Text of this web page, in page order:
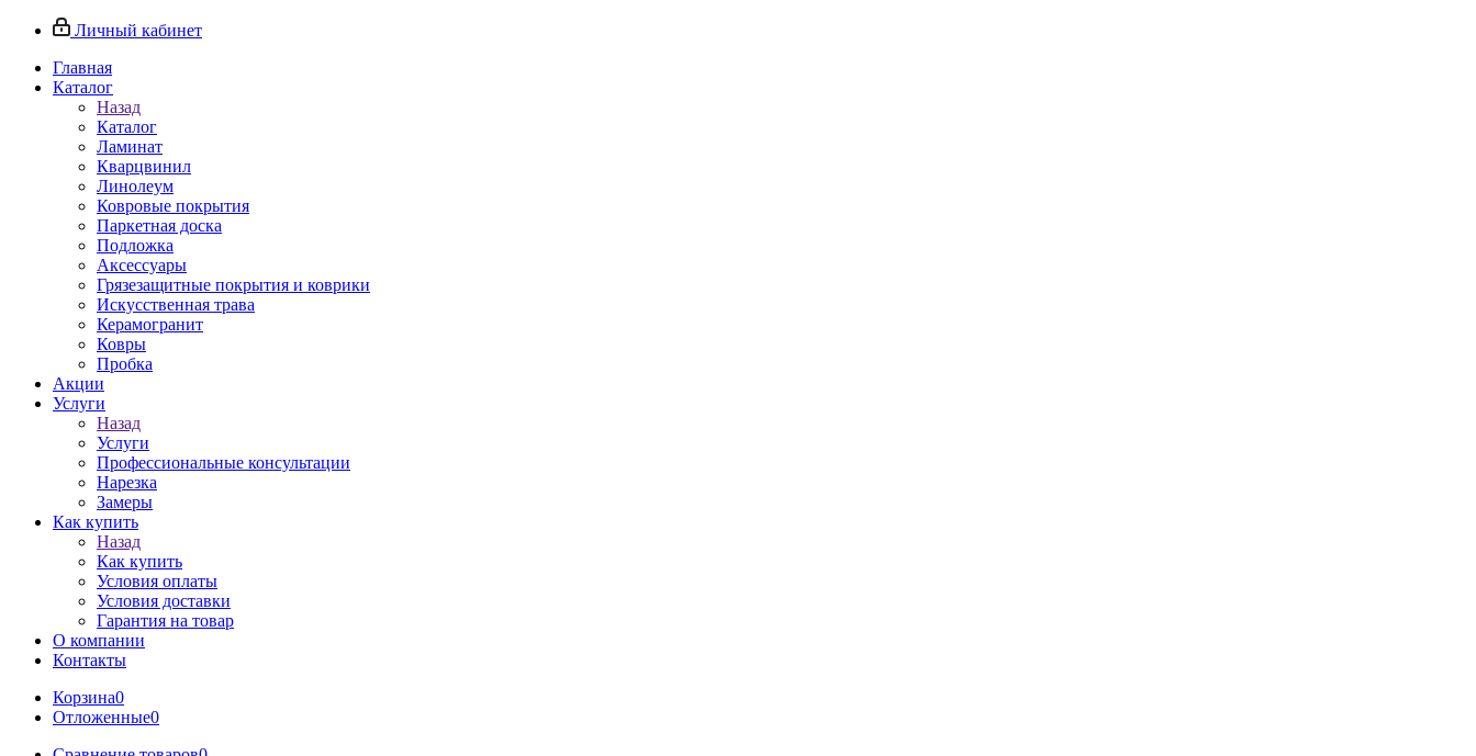
Личный кабинет
Главная
Каталог
Назад
Каталог
Ламинат
Кварцвинил
Линолеум
Ковровые покрытия
Паркетная доска
Подложка
Аксессуары
Грязезащитные покрытия и коврики
Искусственная трава
Керамогранит
Ковры
Пробка
Акции
Услуги
Назад
Услуги
Профессиональные консультации
Нарезка
Замеры
Как купить
Назад
Как купить
Условия оплаты
Условия доставки
Гарантия на товар
О компании
Контакты
Корзина0
Отложенные0